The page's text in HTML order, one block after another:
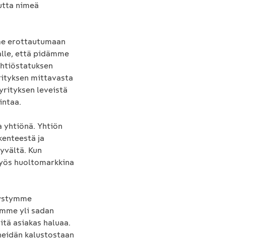
nimeä
erottautumaan
että pidämme
mittavasta
leveistä
yhtiönä. Yhtiön
ja
Kun
huoltomarkkina
yli sadan
asiakas haluaa.
kalustostaan